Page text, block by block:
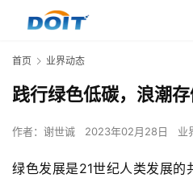
首页 业界动态
践行绿色低碳，浪潮
作者： 谢世诚 2023年02月28日 业
绿色发展是21世纪人类发展的